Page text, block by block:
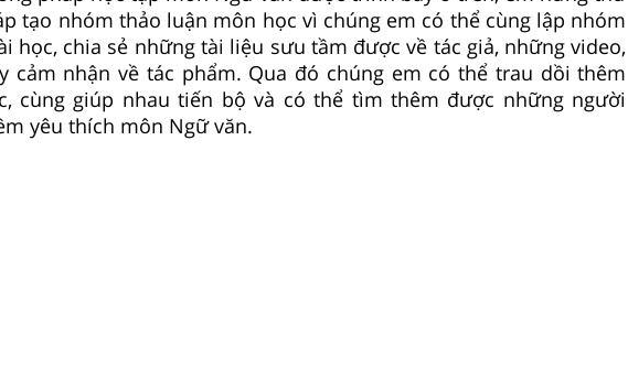
tạo nhóm thảo luận môn học vì chúng em có thể cùng lập nhóm
học, chia sẻ những tài liệu sưu tầm được về tác giả, những video,
cảm nhận về tác phẩm. Qua đó chúng em có thể trau dồi thêm
cùng giúp nhau tiến bộ và có thể tìm thêm được những người
yêu thích môn Ngữ văn.